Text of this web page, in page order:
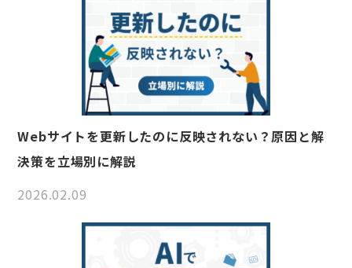
Webサイトを更新したのに反映されない？原因と解
決策を立場別に解説
2026.02.09